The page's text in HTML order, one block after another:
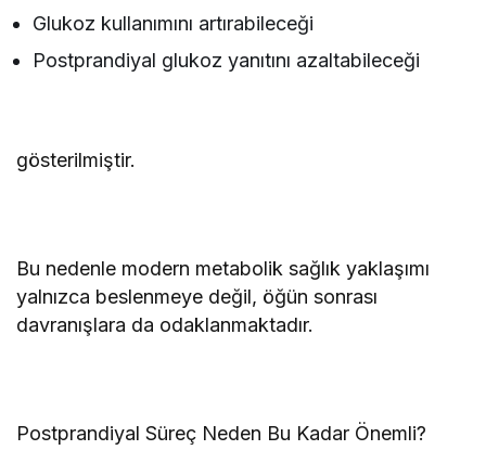
Glukoz kullanımını artırabileceği
Postprandiyal glukoz yanıtını azaltabileceği
gösterilmiştir.
Bu nedenle modern metabolik sağlık yaklaşımı
yalnızca beslenmeye değil, öğün sonrası
davranışlara da odaklanmaktadır.
Postprandiyal Süreç Neden Bu Kadar Önemli?